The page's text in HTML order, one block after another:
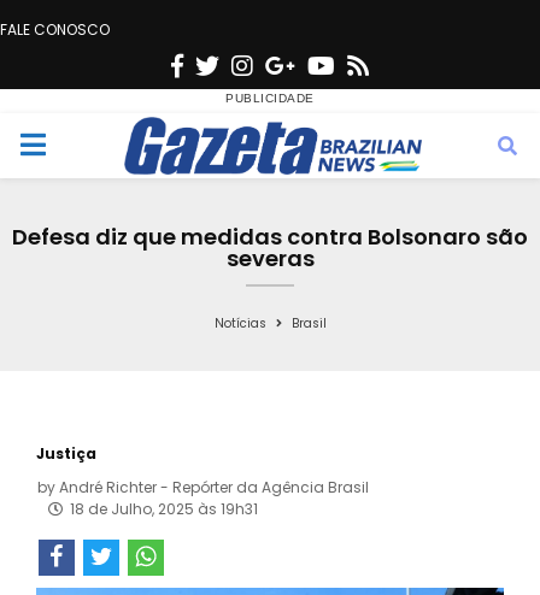
FALE CONOSCO
F
c
e
o
T
w
i
t
e
n
s
t
g
r
a
G
o
o
g
e
Y
u
t
b
s
M
Defesa diz que medidas contra Bolsonaro são
severas
Notícias Brasil
Justiça
byAndré Richter - Repórter da Agência Brasil
18 de Julho, 2025 às 19h31